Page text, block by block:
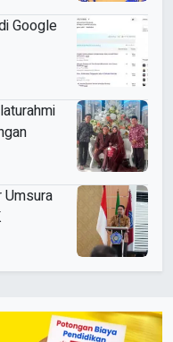
Google
Umsura